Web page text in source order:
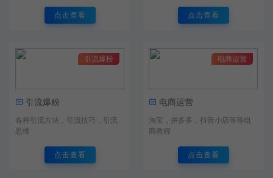
点击查看 点击查看
引流爆粉
引流爆粉
各种引流方法，引流技巧，引流
思维
点击查看
电商运营
电商运营
淘宝，拼多多，抖音小店等等电
商教程
点击查看